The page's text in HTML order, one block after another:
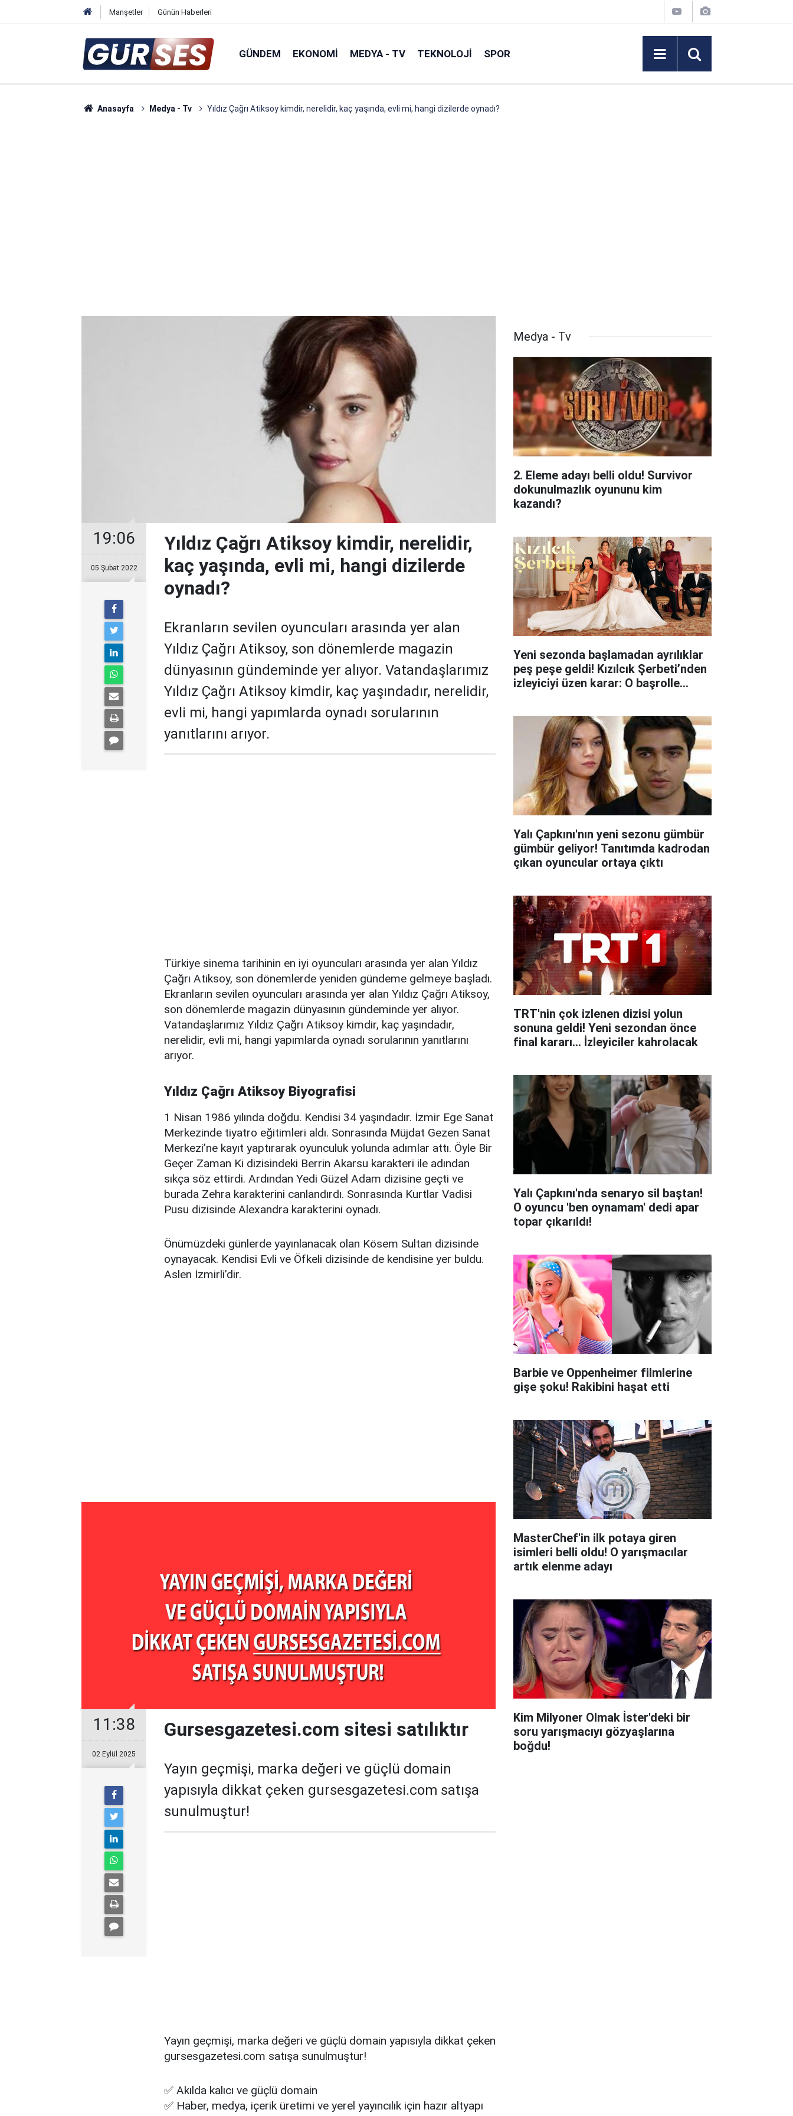
Manşetler Günün Haberleri
GÜNDEM EKONOMI MEDYA - TV TEKNOLOJI SPOR
Anasayfa Medya - Tv Yıldız Çağrı Atiksoy kimdir, nerelidir, kaç yaşında, evli mi, hangi dizilerde oynadı?
19:06
05 Şubat 2022
Yıldız Çağrı Atiksoy kimdir, nerelidir,
kaç yaşında, evli mi, hangi dizilerde
oynadı?
Ekranların sevilen oyuncuları arasında yer alan
Yıldız Çağrı Atiksoy, son dönemlerde magazin
dünyasının gündeminde yer alıyor. Vatandaşlarımız
Yıldız Çağrı Atiksoy kimdir, kaç yaşındadır, nerelidir,
evli mi, hangi yapımlarda oynadı sorularının
yanıtlarını arıyor.
Türkiye sinema tarihinin en iyi oyuncuları arasında yer alan Yıldız
Çağrı Atiksoy, son dönemlerde yeniden gündeme gelmeye başladı.
Ekranların sevilen oyuncuları arasında yer alan Yıldız Çağrı Atiksoy,
son dönemlerde magazin dünyasının gündeminde yer alıyor.
Vatandaşlarımız Yıldız Çağrı Atiksoy kimdir, kaç yaşındadır,
nerelidir, evli mi, hangi yapımlarda oynadı sorularının yanıtlarını
arıyor.
Yıldız Çağrı Atiksoy Biyografisi
1 Nisan 1986 yılında doğdu. Kendisi 34 yaşındadır. İzmir Ege Sanat
Merkezinde tiyatro eğitimleri aldı. Sonrasında Müjdat Gezen Sanat
Merkezi’ne kayıt yaptırarak oyunculuk yolunda adımlar attı. Öyle Bir
Geçer Zaman Ki dizisindeki Berrin Akarsu karakteri ile adından
sıkça söz ettirdi. Ardından Yedi Güzel Adam dizisine geçti ve
burada Zehra karakterini canlandırdı. Sonrasında Kurtlar Vadisi
Pusu dizisinde Alexandra karakterini oynadı.
Önümüzdeki günlerde yayınlanacak olan Kösem Sultan dizisinde
oynayacak. Kendisi Evli ve Öfkeli dizisinde de kendisine yer buldu.
Aslen İzmirli’dir.
11:38
02 Eylül 2025
Gursesgazetesi.com sitesi satılıktır
Yayın geçmişi, marka değeri ve güçlü domain
yapısıyla dikkat çeken gursesgazetesi.com satışa
sunulmuştur!
Yayın geçmişi, marka değeri ve güçlü domain yapısıyla dikkat çeken
gursesgazetesi.com satışa sunulmuştur!
✅ Akılda kalıcı ve güçlü domain
✅ Haber, medya, içerik üretimi ve yerel yayıncılık için hazır altyapı
Medya - Tv
2. Eleme adayı belli oldu! Survivor
dokunulmazlık oyununu kim
kazandı?
Yeni sezonda başlamadan ayrılıklar
peş peşe geldi! Kızılcık Şerbeti’nden
izleyiciyi üzen karar: O başrolle
Yalı Çapkını'nın yeni sezonu gümbür
gümbür geliyor! Tanıtımda kadrodan
çıkan oyuncular ortaya çıktı
TRT'nin çok izlenen dizisi yolun
sonuna geldi! Yeni sezondan önce
final kararı... İzleyiciler kahrolacak
Yalı Çapkını'nda senaryo sil baştan!
O oyuncu 'ben oynamam' dedi apar
topar çıkarıldı!
Barbie ve Oppenheimer filmlerine
gişe şoku! Rakibini haşat etti
MasterChef'in ilk potaya giren
isimleri belli oldu! O yarışmacılar
artık elenme adayı
Kim Milyoner Olmak İster'deki bir
soru yarışmacıyı gözyaşlarına
boğdu!